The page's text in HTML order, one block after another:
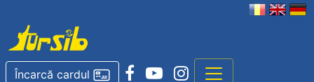
Încarcă cardul